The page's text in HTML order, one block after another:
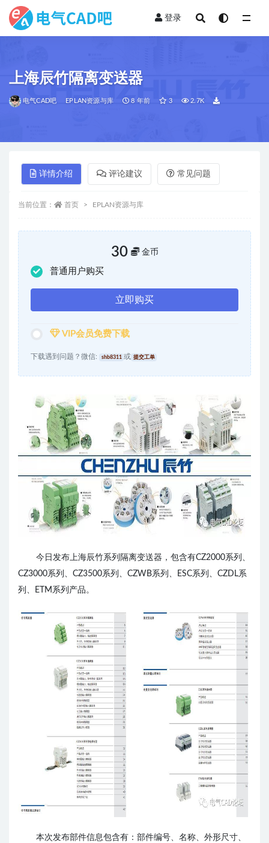
登录
上海辰竹隔离变送器
电气CAD吧 EPLAN资源与库 8 年前 3 2.7K
详情介绍 评论建议 常见问题
当前位置： 首页 EPLAN资源与库
30 金币
普通用户购买
立即购买
VIP会员免费下载
下载遇到问题？微信: shb8311 或 提交工单
今日发布上海辰竹系列隔离变送器，包含有CZ2000系列、
CZ3000系列、CZ3500系列、CZWB系列、ESC系列、CZDL系
列、ETM系列产品。
本次发布部件信息包含有：部件编号、名称、外形尺寸、